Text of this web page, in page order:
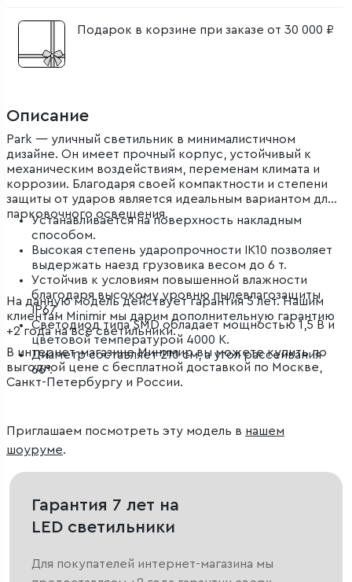
Подарок в корзине при заказе от 30 000 ₽
Описание
Park — уличный светильник в минималистичном
дизайне. Он имеет прочный корпус, устойчивый к
механическим воздействиям, переменам климата и
коррозии. Благодаря своей компактности и степени
защиты от ударов является идеальным вариантом для
парковочного освещения.
Устанавливается на поверхность накладным
способом.
Высокая степень ударопрочности IK10 позволяет
выдержать наезд грузовика весом до 6 т.
Устойчив к условиям повышенной влажности
благодаря высокому уровню пылевлагозащиты
IP67.
Светодиод типа SMD обладает мощностью 1,5 В и
цветовой температурой 4000 К.
Диаметр составляет 210 см, а угол рассеивания
66°.
На данную модель действует гарантия 5 лет. Нашим
клиентам Minimir мы дарим дополнительную гарантию
+2 года на все светильники.
В интернет-магазине Минимир вы можете купить по
выгодной цене с бесплатной доставкой по Москве,
Санкт-Петербургу и России.
Приглашаем посмотреть эту модель в нашем
шоуруме.
Гарантия 7 лет на
LED светильники
Для покупателей интернет-магазина мы